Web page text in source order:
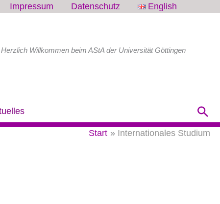
Impressum Datenschutz English
Herzlich Willkommen beim AStA der Universität Göttingen
Start Internationales Studium